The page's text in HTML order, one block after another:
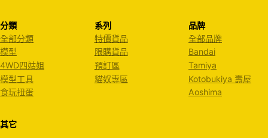
分類
全部分類
模型
4WD四姑姐
模型工具
食玩扭蛋
系列
特價貨品
限購貨品
預訂區
貓奴專區
品牌
全部品牌
Bandai
Tamiya
Kotobukiya 壽屋
Aoshima
其它